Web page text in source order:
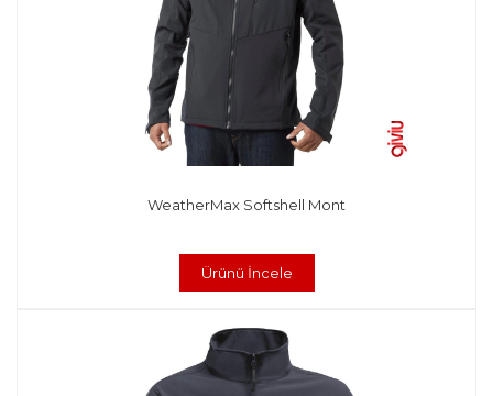
WeatherMax Softshell Mont
Ürünü İncele